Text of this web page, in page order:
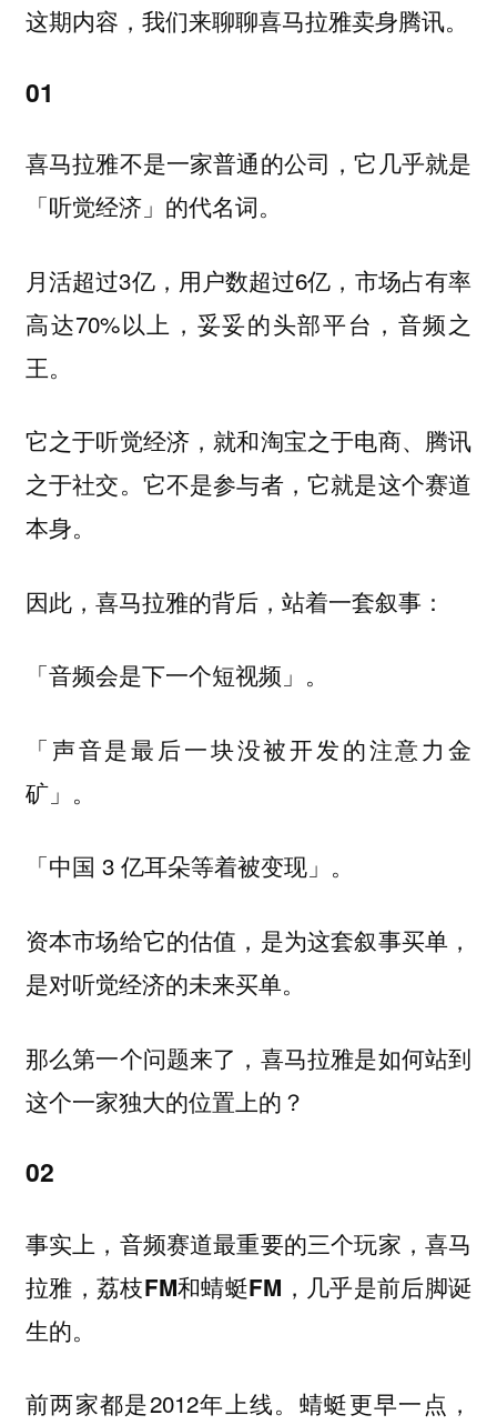
这期内容，我们来聊聊喜马拉雅卖身腾讯。
01
喜马拉雅不是一家普通的公司，它几乎就是
「听觉经济」的代名词。
月活超过3亿，用户数超过6亿，市场占有率
高达70%以上，妥妥的头部平台，音频之
王。
它之于听觉经济，就和淘宝之于电商、腾讯
之于社交。它不是参与者，它就是这个赛道
本身。
因此，喜马拉雅的背后，站着一套叙事：
「音频会是下一个短视频」。
「声音是最后一块没被开发的注意力金
矿」。
「中国 3 亿耳朵等着被变现」。
资本市场给它的估值，是为这套叙事买单，
是对听觉经济的未来买单。
那么第一个问题来了，喜马拉雅是如何站到
这个一家独大的位置上的？
02
事实上，音频赛道最重要的三个玩家，喜马
拉雅，荔枝FM和蜻蜓FM，几乎是前后脚诞
生的。
前两家都是2012年上线。蜻蜓更早一点，